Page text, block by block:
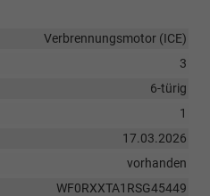
Verbrennungsmotor (ICE)
3
6-türig
1
17.03.2026
vorhanden
WF0RXXTA1RSG45449